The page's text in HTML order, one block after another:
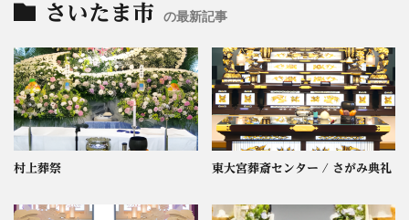
さいたま市 の最新記事
村上葬祭 東大宮葬斎センター / さがみ典礼